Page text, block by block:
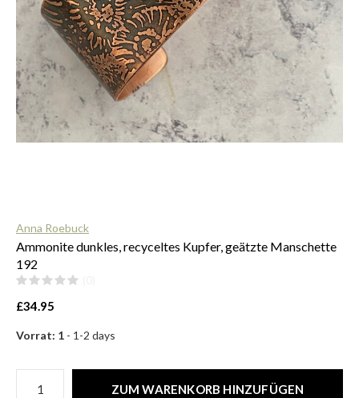
Anna Roebuck
Ammonite dunkles, recyceltes Kupfer, geätzte Manschette
192
£34.95
Vorrat: 1 - 1-2 days
ZUM WARENKORB HINZUFÜGEN